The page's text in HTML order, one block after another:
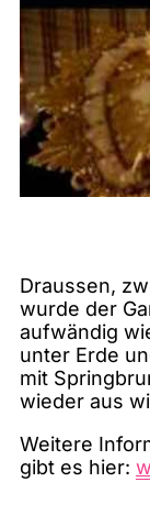
Draussen,
wurde der
aufwändig
unter Erde
mit
wieder aus
Weitere
gibt es hier: